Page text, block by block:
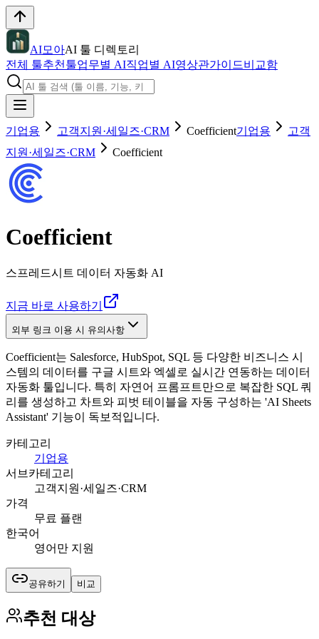
AI모아AI 툴 디렉토리
전체 툴추천툴업무별 AI직업별 AI영상관가이드비교함
기업용 고객지원·세일즈·CRM Coefficient기업용
고객
지원·세일즈·CRM
Coefficient
Coefficient
스프레드시트 데이터 자동화 AI
지금 바로 사용하기
외부 링크 이용 시 유의사항
Coefficient는 Salesforce, HubSpot, SQL 등 다양한 비즈니스 시
스템의 데이터를 구글 시트와 엑셀로 실시간 연동하는 데이터
자동화 툴입니다. 특히 자연어 프롬프트만으로 복잡한 SQL 쿼
리를 생성하고 차트와 피벗 테이블을 자동 구성하는 'AI Sheets
Assistant' 기능이 독보적입니다.
카테고리
기업용
서브카테고리
고객지원·세일즈·CRM
가격
무료 플랜
한국어
영어만 지원
공유하기 비교
추천 대상